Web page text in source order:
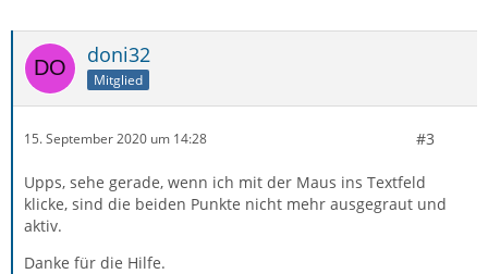
doni32
Mitglied
15. September 2020 um 14:28 #3
Upps, sehe gerade, wenn ich mit der Maus ins Textfeld
klicke, sind die beiden Punkte nicht mehr ausgegraut und
aktiv.
Danke für die Hilfe.